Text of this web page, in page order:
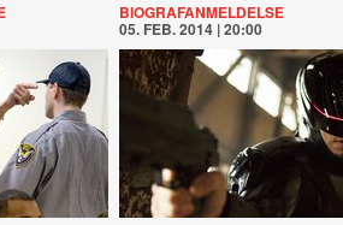
BIOGRAFANMELDELSE
05. FEB. 2014 | 20:00